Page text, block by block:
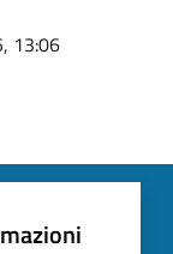
13:06